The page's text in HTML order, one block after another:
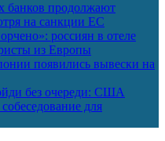
банков продолжают
на санкции ЕС
россиян в отеле
из Европы
появились вывески на
без очереди: США
для